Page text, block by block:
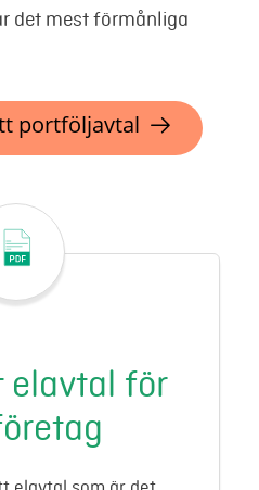
det mest förmånliga
portföljavtal
elavtal för